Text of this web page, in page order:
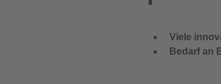
Viele
Bedarf an